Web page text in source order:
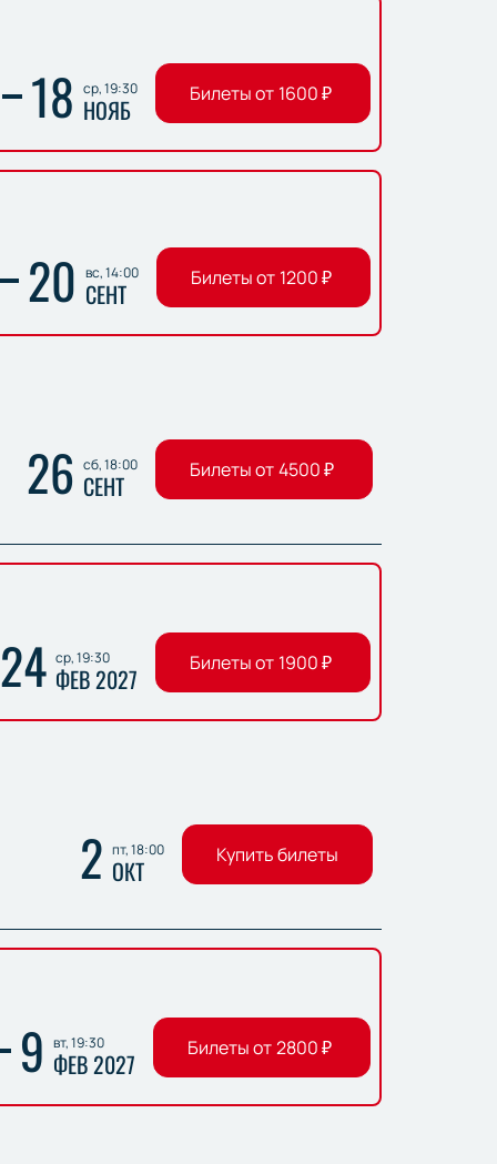
18 ср, 19:30
НОЯБ Билеты от 1600₽
20 вс, 14:00
СЕНТ Билеты от 1200₽
26 сб, 18:00
СЕНТ Билеты от 4500₽
24 ср, 19:30
ФЕВ 2027 Билеты от 1900₽
2 пт, 18:00
ОКТ Купить билеты
9 вт, 19:30
ФЕВ 2027 Билеты от 2800₽